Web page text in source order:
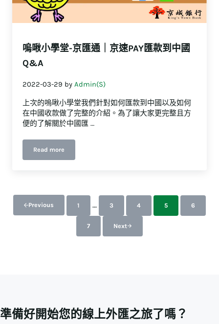
嗚啾小學堂-京匯通｜京速PAY匯款到中國
Q&A
2022-03-29 byAdmin(S)
上次的嗚啾小學堂我們針對如何匯款到中國以及如何
在中國收款做了完整的介紹。為了讓大家更完整且方
便的了解關於中國匯 …
Read more嗚啾小學堂-京匯通｜京速PAY匯款到中國Q&A
Previous 前往指定頁數
1 可略過的過渡頁面
… 前往指定頁數
3 前往指定頁數
4 前往指定頁數
5 前往指
6
前往指定頁數
7 Next
準備好開始您的線上外匯之旅了嗎？